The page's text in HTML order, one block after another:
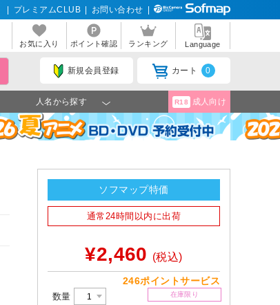
プレミアムCLUB お問い合わせ
お気に入り ポイント確認 ランキング Language
新規会員登録 カート 0
人名から探す R18 成人向け
ソフマップ特価
通常24時間以内に出荷
¥2,460 (税込)
246ポイントサービス
数量 在庫限り